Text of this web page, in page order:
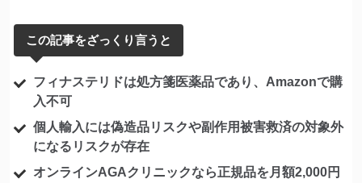
この記事をざっくり言うと
フィナステリドは処方箋医薬品であり、Amazonで購
入不可
個人輸入には偽造品リスクや副作用被害救済の対象外
になるリスクが存在
オンラインAGAクリニックなら正規品を月額2,000円